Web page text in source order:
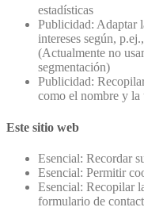
estadísticas
Publicidad: Adaptar
intereses según,
(Actualmente no
segmentación)
Publicidad:
como el nombre y la
Este sitio web
Esencial: Recordar
Esencial: Permitir
Esencial: Recopilar
formulario de